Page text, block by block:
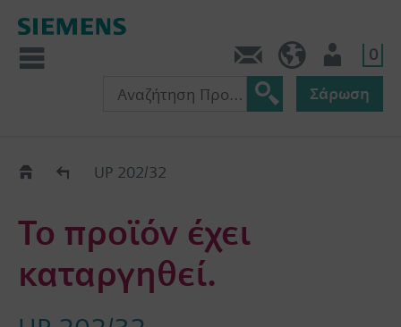
0
Σάρωση
Old2NewUP 202/32
Το προϊόν έχει
καταργηθεί.